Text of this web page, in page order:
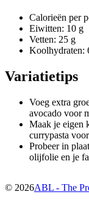
Calorieën per
Eiwitten: 10 g
Vetten: 25 g
Koolhydraten:
Variatietips
Voeg extra
avocado voor
Maak je eigen
currypasta
Probeer in
olijfolie en je
© 2026ABL - The